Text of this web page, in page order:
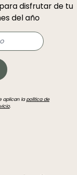
disfrutar de tu
del año
aplican lapolítica de
.